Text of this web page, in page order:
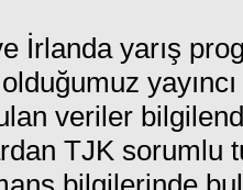
İrlanda yarış
veriler
TJK sorumlu